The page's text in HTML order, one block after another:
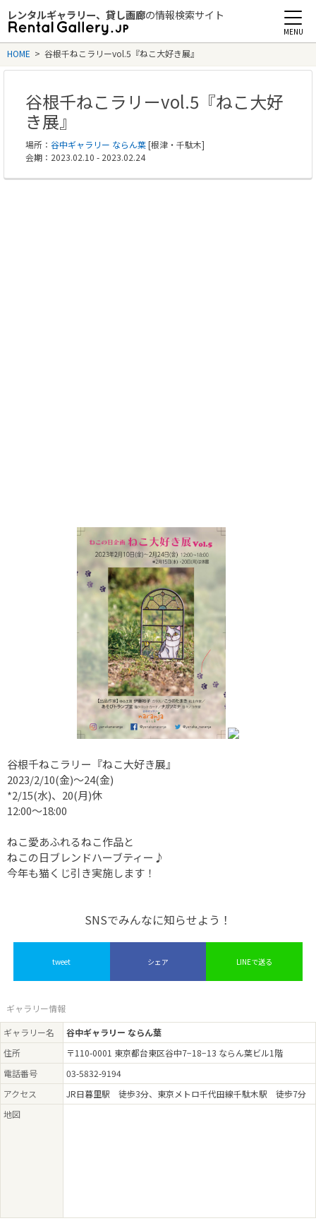
レンタルギャラリー、貸し画廊の情報検索サイト
Rental Gallery jp
HOME > 谷根千ねこラリーvol.5『ねこ大好き展』
谷根千ねこラリーvol.5『ねこ大好
き展』
場所： 谷中ギャラリー ならん葉[根津・千駄木]
会期：2023.02.10 - 2023.02.24
谷根千ねこラリー『ねこ大好き展』
2023/2/10(金)〜24(金)
*2/15(水)、20(月)休
12:00〜18:00
ねこ愛あふれるねこ作品と
ねこの日ブレンドハーブティー♪
今年も猫くじ引き実施します！
SNSでみんなに知らせよう！
tweet シェア LINEで送る
ギャラリー情報
ギャラリー名
谷中ギャラリー ならん葉
住所
〒110-0001 東京都台東区谷中7−18−13 ならん葉ビル1階
電話番号
03-5832-9194
アクセス
JR日暮里駅 徒歩3分、東京メトロ千代田線千駄木駅 徒歩7分
地図